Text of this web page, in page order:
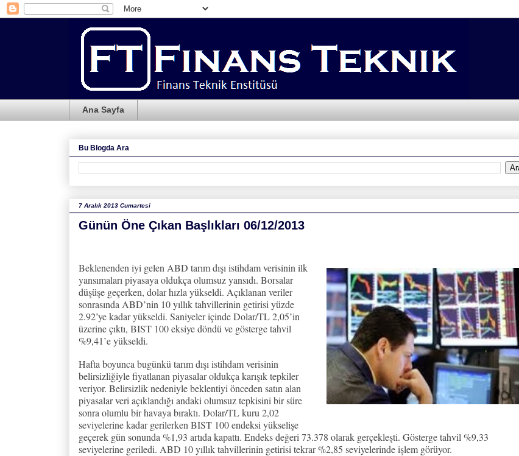
Ana Sayfa
Bu Blogda Ara
7 Aralık 2013 Cumartesi
Günün Öne Çıkan Başlıkları 06/12/2013
Beklenenden iyi gelen ABD tarım dışı istihdam verisinin ilk
yansımaları piyasaya oldukça olumsuz yansıdı. Borsalar
düşüşe geçerken, dolar hızla yükseldi. Açıklanan veriler
sonrasında ABD’nin 10 yıllık tahvillerinin getirisi yüzde
2.92’ye kadar yükseldi. Saniyeler içinde Dolar/TL 2,05’in
üzerine çıktı, BIST 100 eksiye döndü ve gösterge tahvil
%9,41’e yükseldi.
Hafta boyunca bugünkü tarım dışı istihdam verisinin
belirsizliğiyle fiyatlanan piyasalar oldukça karışık tepkiler
veriyor. Belirsizlik nedeniyle beklentiyi önceden satın alan
piyasalar veri açıklandığı andaki olumsuz tepkisini bir süre
sonra olumlu bir havaya bıraktı. Dolar/TL kuru 2,02
seviyelerine kadar gerilerken BIST 100 endeksi yükselişe
geçerek gün sonunda %1,93 artıda kapattı. Endeks değeri 73.378 olarak gerçekleşti. Gösterge tahvil %9,33
seviyelerine geriledi. ABD 10 yıllık tahvillerinin getirisi tekrar %2,85 seviyelerinde işlem görüyor.